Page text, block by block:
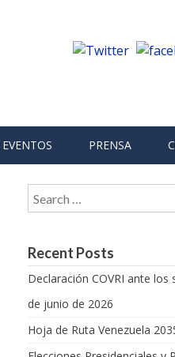
EVENTOS PRENSA
Search for:
Recent Posts
Declaración COVRI ante los
de junio de 2026
Hoja de Ruta Venezuela